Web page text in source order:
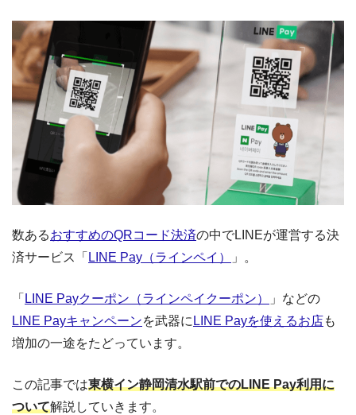
数あるおすすめのQRコード決済の中でLINEが運営する決
済サービス「 LINE Pay（ラインペイ） 」。
「 LINE Payクーポン（ラインペイクーポン）
」などの
LINE Payキャンペーンを武器に LINE Payを使えるお店も
増加の一途をたどっています。
この記事では東横イン静岡清水駅前でのLINE Pay利用に
ついて解説していきます。